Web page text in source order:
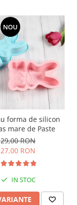
NOU
forma de silicon
mare de Paste
29,00 RON
27,00 RON
IN STOC